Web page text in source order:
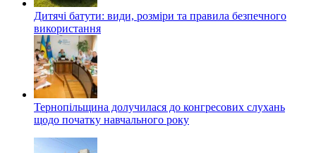
Дитячі батути: види, розміри та правила безпечного
використання
Тернопільщина долучилася до конгресових слухань
щодо початку навчального року